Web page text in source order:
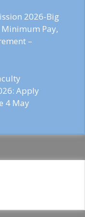
2026-Big
Minimum Pay,
–
Apply
4 May